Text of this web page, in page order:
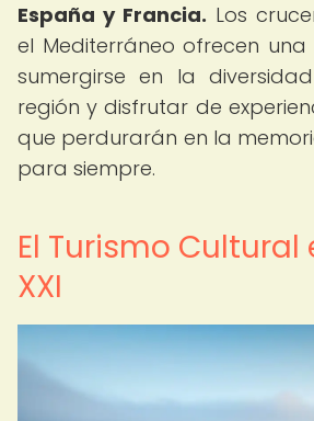
España y Francia. Los
el Mediterráneo ofrecen
sumergirse en la
región y disfrutar de
que perdurarán en la
para siempre.
El Turismo Cultural
XXI